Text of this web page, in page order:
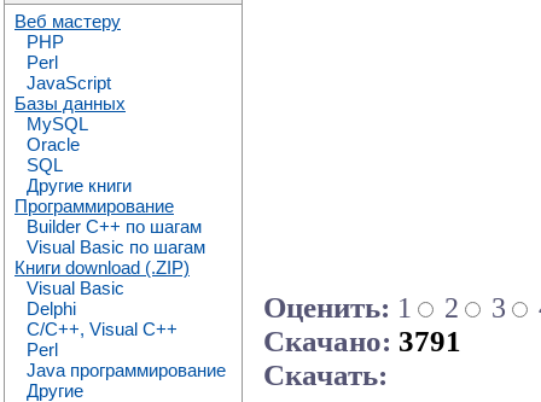
Веб мастеру
PHP
Perl
JavaScript
Базы данных
MySQL
Oracle
SQL
Другие книги
Программирование
Builder C++ по шагам
Visual Basic по шагам
Книги download (.ZIP)
Visual Basic
Delphi
C/C++, Visual C++
Perl
Java программирование
Другие
Оценить: 1 2 3
Скачано: 3791
Скачать: